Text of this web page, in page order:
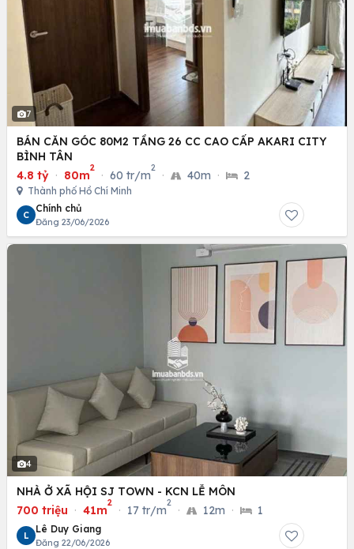
7
BÁN CĂN GÓC 80M2 TẦNG 26 CC CAO CẤP AKARI CITY
BÌNH TÂN
4.8 tỷ · 80m
2
· 60 tr/m
2
· 40m · 2
Thành phố Hồ Chí Minh
C
Chính chủ
Đăng 23/06/2026
4
NHÀ Ở XÃ HỘI SJ TOWN - KCN LỄ MÔN
700 triệu · 41m
2
· 17 tr/m
2
· 12m · 1
L
Lê Duy Giang
Đăng 22/06/2026